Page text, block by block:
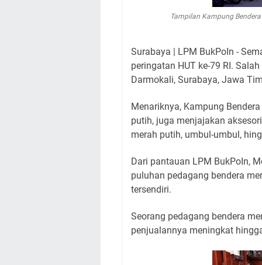
Tampilan Kampung
Surabaya | LPM BukPoIn -
peringatan HUT ke-79 RI.
Darmokali, Surabaya, Jawa
Menariknya, Kampung
putih, juga menjajakan
merah putih, umbul-umbul,
Dari pantauan LPM BukPoIn,
puluhan pedagang bendera
tersendiri.
Seorang pedagang bendera
penjualannya meningkat